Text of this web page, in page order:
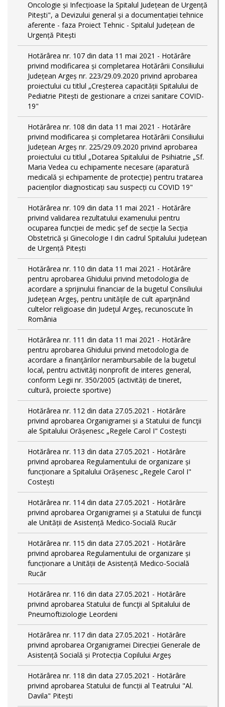
Oncologie și Infecțioase la Spitalul Județean de Urgență
Pitești", a Devizului general și a documentației tehnice
aferente - faza Proiect Tehnic - Spitalul Județean de
Urgență Pitești
Hotărârea nr. 107 din data 11 mai 2021 - Hotărâre
privind modificarea și completarea Hotărârii Consiliului
Județean Argeș nr. 223/29.09.2020 privind aprobarea
proiectului cu titlul „Creșterea capacității Spitalului de
Pediatrie Pitești de gestionare a crizei sanitare COVID-
19"
Hotărârea nr. 108 din data 11 mai 2021 - Hotărâre
privind modificarea și completarea Hotărârii Consiliului
Județean Argeș nr. 225/29.09.2020 privind aprobarea
proiectului cu titlul „Dotarea Spitalului de Psihiatrie „Sf.
Maria Vedea cu echipamente necesare (aparatură
medicală și echipamente de protecție) pentru tratarea
pacienților diagnosticați sau suspecți cu COVID 19"
Hotărârea nr. 109 din data 11 mai 2021 - Hotărâre
privind validarea rezultatului examenului pentru
ocuparea funcției de medic șef de secție la Secția
Obstetrică și Ginecologie I din cadrul Spitalului Județean
de Urgență Pitești
Hotărârea nr. 110 din data 11 mai 2021 - Hotărâre
pentru aprobarea Ghidului privind metodologia de
acordare a sprijinului financiar de la bugetul Consiliului
Judeţean Argeş, pentru unităţile de cult aparţinând
cultelor religioase din Judeţul Argeş, recunoscute în
România
Hotărârea nr. 111 din data 11 mai 2021 - Hotărâre
pentru aprobarea Ghidului privind metodologia de
acordare a finanţărilor nerambursabile de la bugetul
local, pentru activităţi nonprofit de interes general,
conform Legii nr. 350/2005 (activități de tineret,
cultură, proiecte sportive)
Hotărârea nr. 112 din data 27.05.2021 - Hotărâre
privind aprobarea Organigramei și a Statului de funcţii
ale Spitalului Orășenesc „Regele Carol I" Costești
Hotărârea nr. 113 din data 27.05.2021 - Hotărâre
privind aprobarea Regulamentului de organizare și
funcționare a Spitalului Orășenesc „Regele Carol I"
Costești
Hotărârea nr. 114 din data 27.05.2021 - Hotărâre
privind aprobarea Organigramei și a Statului de funcţii
ale Unității de Asistență Medico-Socială Rucăr
Hotărârea nr. 115 din data 27.05.2021 - Hotărâre
privind aprobarea Regulamentului de organizare și
funcționare a Unității de Asistență Medico-Socială
Rucăr
Hotărârea nr. 116 din data 27.05.2021 - Hotărâre
privind aprobarea Statului de funcţii al Spitalului de
Pneumoftiziologie Leordeni
Hotărârea nr. 117 din data 27.05.2021 - Hotărâre
privind aprobarea Organigramei Direcției Generale de
Asistență Socială și Protecția Copilului Argeș
Hotărârea nr. 118 din data 27.05.2021 - Hotărâre
privind aprobarea Statului de funcții al Teatrului "Al.
Davila" Pitești